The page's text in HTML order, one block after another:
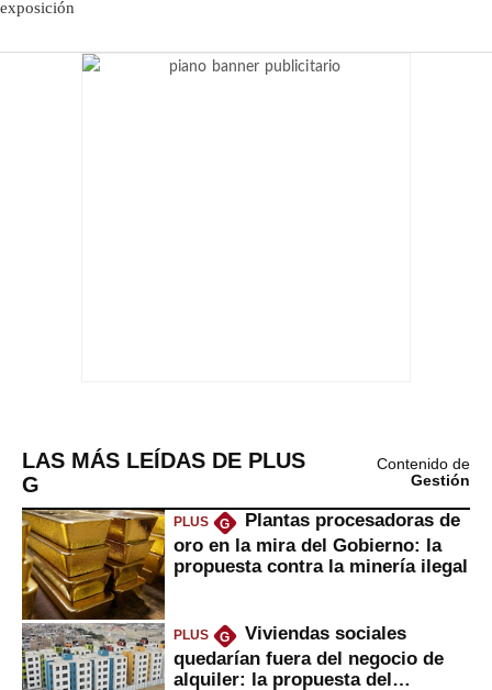
LAS MÁS LEÍDAS DE PLUS
G
Contenido de
Gestión
PLUS G
Plantas procesadoras de
oro en la mira del Gobierno: la
propuesta contra la minería ilegal
PLUS G
Viviendas sociales
quedarían fuera del negocio de
alquiler: la propuesta del